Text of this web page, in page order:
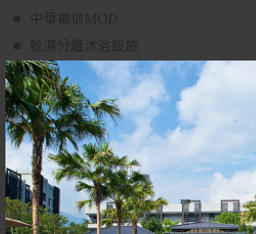
乾濕分離沐浴設施
浴缸
蒸氣室
吹風機
獨立空調/暖氣
鬧鐘/電話/語音信箱
個人衛生沐浴備品
中華電信MOD
乾濕分離沐浴設施
浴缸
蒸氣室
吹風機
獨立空調/暖氣
鬧鐘/電話/語音信箱
個人衛生沐浴備品